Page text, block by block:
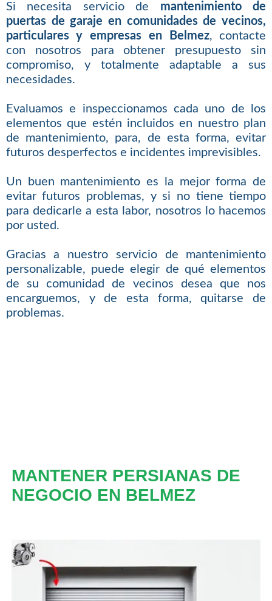
Si necesita servicio de mantenimiento de
puertas de garaje en comunidades de vecinos,
particulares y empresas en Belmez, contacte
con nosotros para obtener presupuesto sin
compromiso, y totalmente adaptable a sus
necesidades.
Evaluamos e inspeccionamos cada uno de los
elementos que estén incluidos en nuestro plan
de mantenimiento, para, de esta forma, evitar
futuros desperfectos e incidentes imprevisibles.
Un buen mantenimiento es la mejor forma de
evitar futuros problemas, y si no tiene tiempo
para dedicarle a esta labor, nosotros lo hacemos
por usted.
Gracias a nuestro servicio de mantenimiento
personalizable, puede elegir de qué elementos
de su comunidad de vecinos desea que nos
encarguemos, y de esta forma, quitarse de
problemas.
MANTENER PERSIANAS DE
NEGOCIO EN BELMEZ